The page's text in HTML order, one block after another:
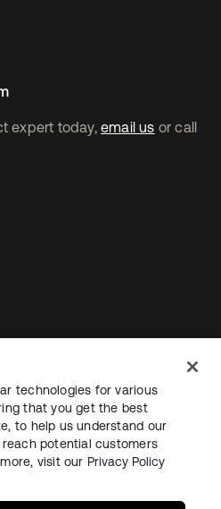
expert today, email us or call
nuevanueva
Términos del sitio
de cookies
technologies for various
that you get the best
to help us understand our
potential customers
visit our Privacy Policy